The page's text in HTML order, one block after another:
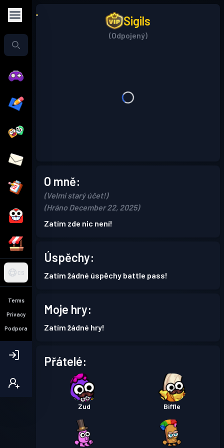
CS
Terms
Privacy
Podpora
Sigils
(Odpojený)
O mně:
(Velmi starý účet!)
(Hráno December 22, 2025)
Zatím zde nic není!
Úspěchy:
Zatím žádné úspěchy battle pass!
Moje hry:
Zatím žádné hry!
Přátelé:
Zud Biffle